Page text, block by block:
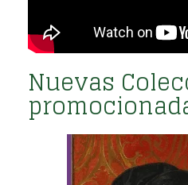
Nuevas